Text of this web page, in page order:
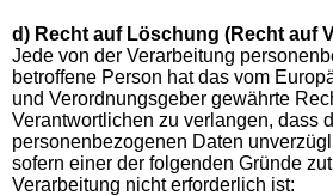
d) Recht auf Löschung (Recht auf
Jede von der Verarbeitung
betroffene Person hat das vom
und Verordnungsgeber gewährte
Verantwortlichen zu verlangen, dass
personenbezogenen Daten
sofern einer der folgenden Gründe
Verarbeitung nicht erforderlich ist: